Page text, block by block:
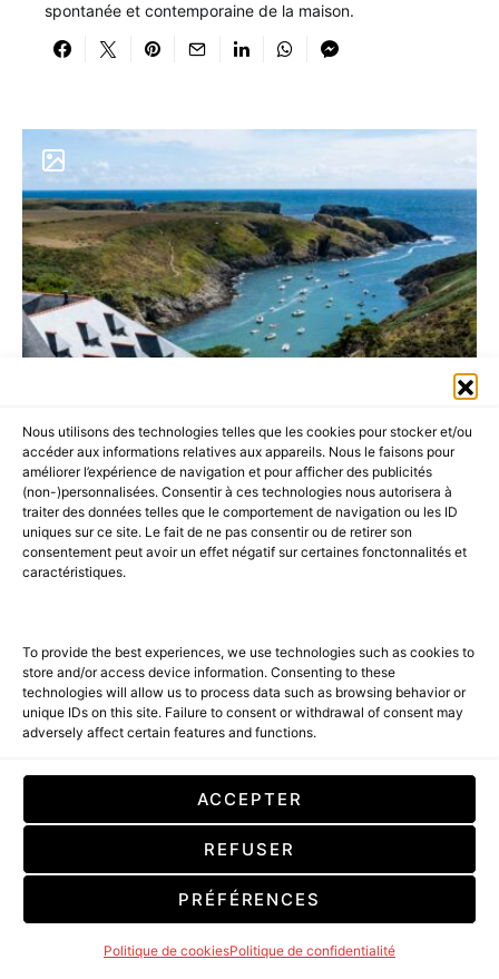
Nous utilisons des technologies telles que les cookies pour stocker et/ou
accéder aux informations relatives aux appareils. Nous le faisons pour
améliorer l’expérience de navigation et pour afficher des publicités
(non-)personnalisées. Consentir à ces technologies nous autorisera à
traiter des données telles que le comportement de navigation ou les ID
uniques sur ce site. Le fait de ne pas consentir ou de retirer son
consentement peut avoir un effet négatif sur certaines fonctonnalités et
caractéristiques.
To provide the best experiences, we use technologies such as cookies to
store and/or access device information. Consenting to these
technologies will allow us to process data such as browsing behavior or
unique IDs on this site. Failure to consent or withdrawal of consent may
adversely affect certain features and functions.
ACCEPTER
REFUSER
PRÉFÉRENCES
Politique de cookiesPolitique de confidentialité
spontanée et contemporaine de la maison.
Le Castel Clara, adresse
emblématique de l’île depuis
Ouvert en 1971, le Castel Clara bénéficie d’un cadre
de Goulphar à Paul Meunier, pionnier du tourisme à